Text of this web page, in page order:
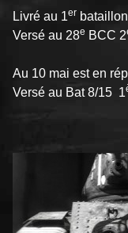
Livré au 1er
Versé au 28e BCC 2
Au 10 mai est en
Versé au Bat 8/15 1